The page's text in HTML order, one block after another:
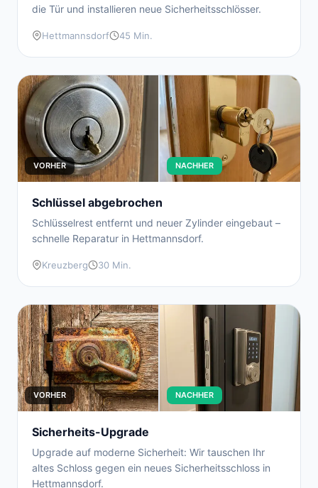
die Tür und installieren neue Sicherheitsschlösser.
Hettmannsdorf 45 Min.
VORHER NACHHER
Schlüssel abgebrochen
Schlüsselrest entfernt und neuer Zylinder eingebaut –
schnelle Reparatur in Hettmannsdorf.
Kreuzberg 30 Min.
VORHER NACHHER
Sicherheits-Upgrade
Upgrade auf moderne Sicherheit: Wir tauschen Ihr
altes Schloss gegen ein neues Sicherheitsschloss in
Hettmannsdorf.